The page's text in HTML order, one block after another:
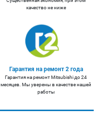
качество не ниже
Гарантия на ремонт 2 года
Гарантия на ремонт Mitsubishi до 24
месяцев. Мы уверены в качестве нашей
работы